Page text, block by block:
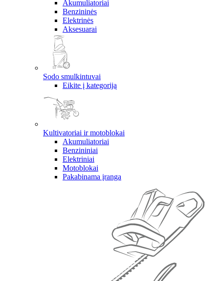
Akumuliatoriai
Benzininės
Elektrinės
Aksesuarai
Sodo smulkintuvai
Eikite į kategoriją
Kultivatoriai ir motoblokai
Akumuliatoriai
Benzininiai
Elektriniai
Motoblokai
Pakabinama įranga